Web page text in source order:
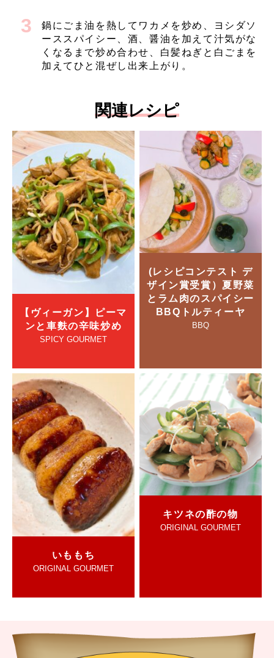
鍋にごま油を熱してワカメを炒め、ヨシダソ
ーススパイシー、酒、醤油を加えて汁気がな
くなるまで炒め合わせ、白髪ねぎと白ごまを
加えてひと混ぜし出来上がり。
関連レシピ
【ヴィーガン】ピーマ
ンと車麩の辛味炒め
SPICY GOURMET
(レシピコンテスト デ
ザイン賞受賞）夏野菜
とラム肉のスパイシー
BBQトルティーヤ
BBQ
いももち
ORIGINAL GOURMET
キツネの酢の物
ORIGINAL GOURMET